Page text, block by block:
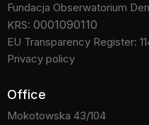
Fundacja Obserwatorium
KRS: 0001090110
EU Transparency Register:
Privacy policy
Office
Mokotowska 43/104